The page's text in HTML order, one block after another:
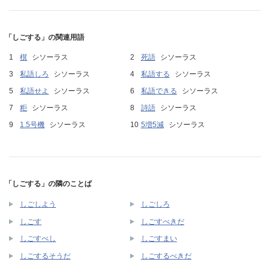
「しごする」の関連用語
檱 シソーラス 死語
シソーラス
私語しろ
シソーラス 私語する
シソーラス
私語せよ
シソーラス 私語できる
シソーラス
粔
シソーラス 詩語
シソーラス
1.5号機
シソーラス 5増5減 シソーラス
「しごする」の隣のことば
しごしよう しごしろ
しごす しごすべきだ
しごすべし しごすまい
しごするそうだ しごするべきだ